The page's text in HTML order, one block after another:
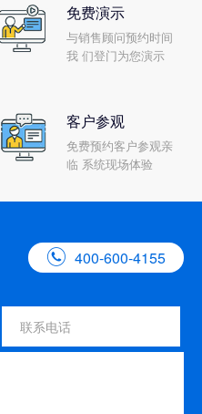
免费演示
与销售顾问预约时间
我 们登门为您演示
客户参观
免费预约客户参观亲
临 系统现场体验
 400-600-4155